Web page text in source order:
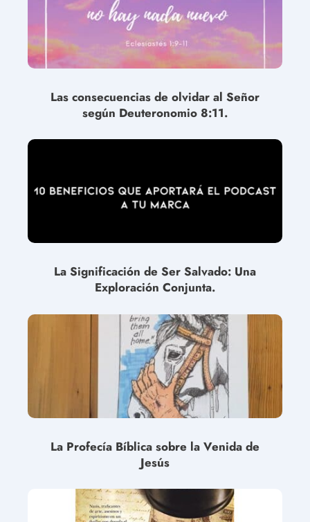
Las consecuencias de olvidar al Señor
según Deuteronomio 8:11.
La Significación de Ser Salvado: Una
Exploración Conjunta.
La Profecía Bíblica sobre la Venida de
Jesús